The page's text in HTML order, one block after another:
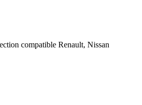
compatible Renault, Nissan